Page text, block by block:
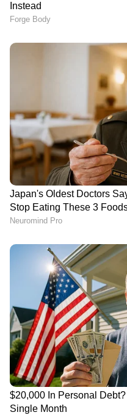
'നമ്മുടെ KSRTC
കണ്ടക്ടർമാരും
തുള്ളി വെള്ളം
കണ്ടിട്ടുണ്ടോ?'
അമിത് ഷാ യുടെ
ആവശ്യപ്പെട്ടുള്ള
പ്രതിഷേധം;
സ്തംഭിച്ചു